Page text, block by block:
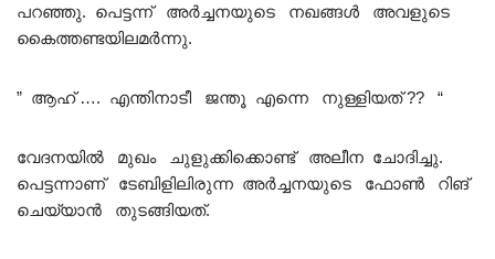
പറഞ്ഞു. പെട്ടന്ന് അർച്ചനയുടെ നഖങ്ങൾ അവളുടെ
കൈത്തണ്ടയിലമർന്നു.
” ആഹ് …. എന്തിനാടീ ജന്തൂ എന്നെ നുള്ളിയത് ?? “
വേദനയിൽ മുഖം ചുളുക്കിക്കൊണ്ട് അലീന ചോദിച്ചു.
പെട്ടന്നാണ് ടേബിളിലിരുന്ന അർച്ചനയുടെ ഫോൺ റിങ്
ചെയ്യാൻ തുടങ്ങിയത്.